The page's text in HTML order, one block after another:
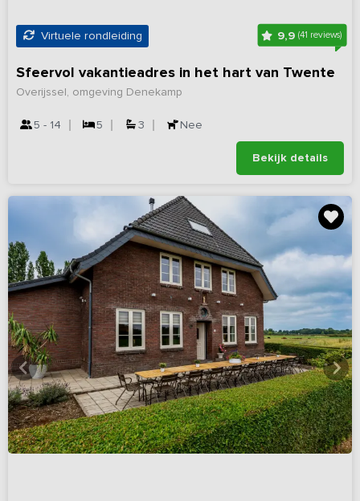
Virtuele rondleiding 9,9(41 reviews)
Sfeervol vakantieadres in het hart van Twente
Overijssel, omgeving Denekamp
5 - 14 5 3 Nee
Bekijk details